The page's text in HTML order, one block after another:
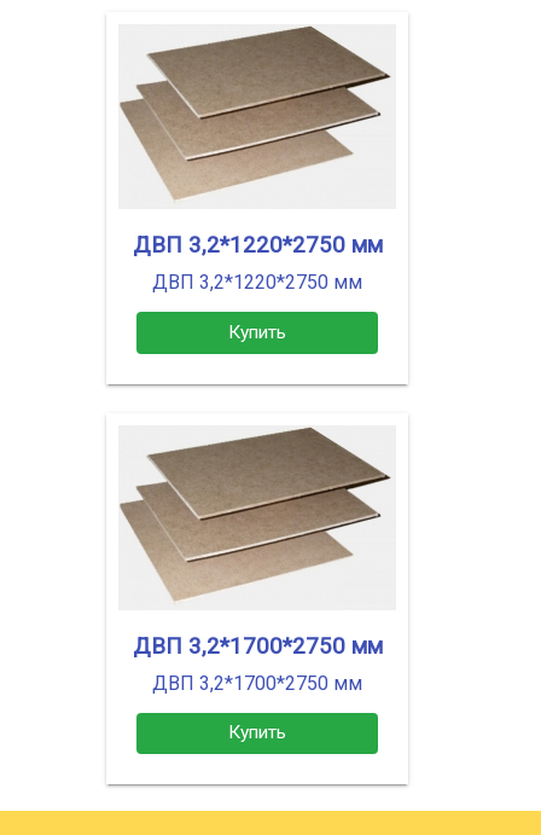
ДВП 3,2*1220*2750 мм
ДВП 3,2*1220*2750 мм
Купить
ДВП 3,2*1700*2750 мм
ДВП 3,2*1700*2750 мм
Купить